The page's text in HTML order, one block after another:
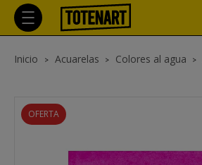
Inicio Acuarelas Colores al agua
OFERTA